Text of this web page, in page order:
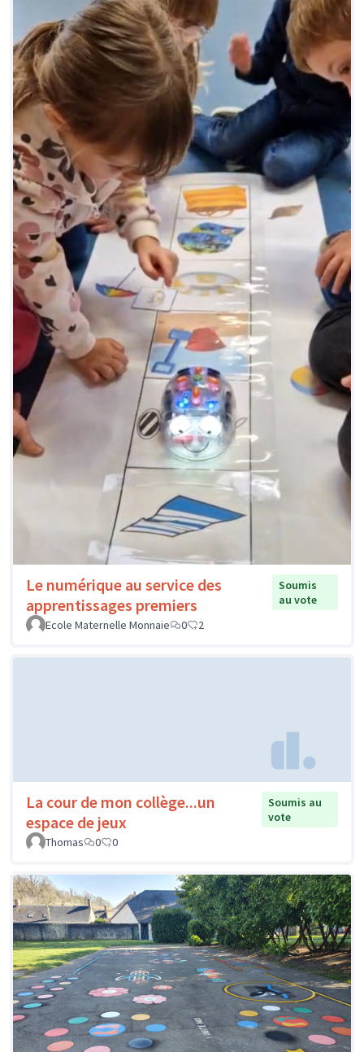
Le numérique au service des
apprentissages premiers
Soumis
au vote
Ecole Maternelle Monnaie
0 2
La cour de mon collège...un
espace de jeux
Soumis au
vote
Thomas
0 0